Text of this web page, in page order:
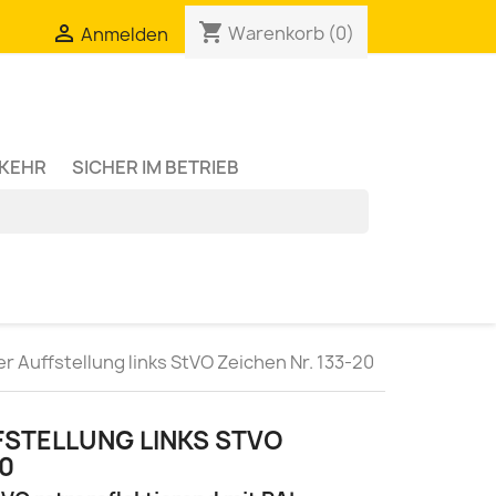
 Anmelden shopping_cart Warenkorb (0)
SICHER IM BETRIEB
Auffstellung links StVO Zeichen Nr. 133-20
LINKS STVO Z